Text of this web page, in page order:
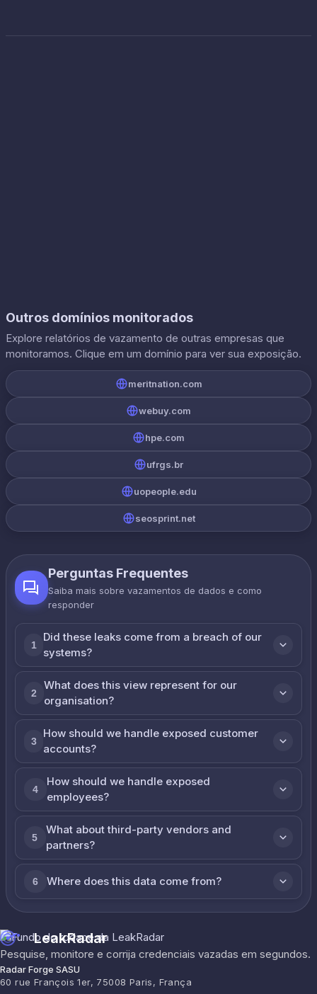
Outros domínios monitorados
Explore relatórios de vazamento de outras empresas que
monitoramos. Clique em um domínio para ver sua exposição.
meritnation.com
webuy.com
hpe.com
ufrgs.br
uopeople.edu
seosprint.net
Perguntas Frequentes
Saiba mais sobre vazamentos de dados e como
responder
1
Did these leaks come from a breach of our
systems?
2
What does this view represent for our
organisation?
3
How should we handle exposed customer
accounts?
4
How should we handle exposed
employees?
5
What about third-party vendors and
partners?
6 Where does this data come from?
LeakRadar
Pesquise, monitore e corrija credenciais vazadas em segundos.
Radar Forge SASU
60 rue François 1er, 75008 Paris, França